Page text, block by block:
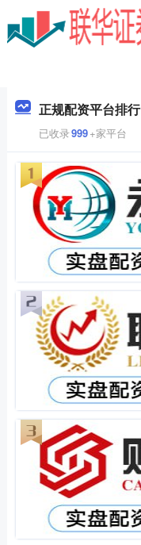
正规配资平台排行
已收录999+家平台